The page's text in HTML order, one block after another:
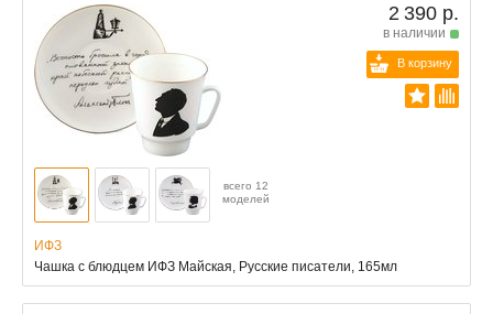
2 390 р.
в наличии
В корзину
всего 12
моделей
ИФЗ
Чашка с блюдцем ИФЗ Майская, Русские писатели, 165мл